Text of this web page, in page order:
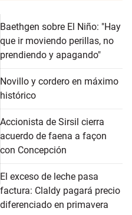
Baethgen sobre El Niño: "Hay
que ir moviendo perillas, no
prendiendo y apagando"
Novillo y cordero en máximo
histórico
Accionista de Sirsil cierra
acuerdo de faena a façon
con Concepción
El exceso de leche pasa
factura: Claldy pagará precio
diferenciado en primavera